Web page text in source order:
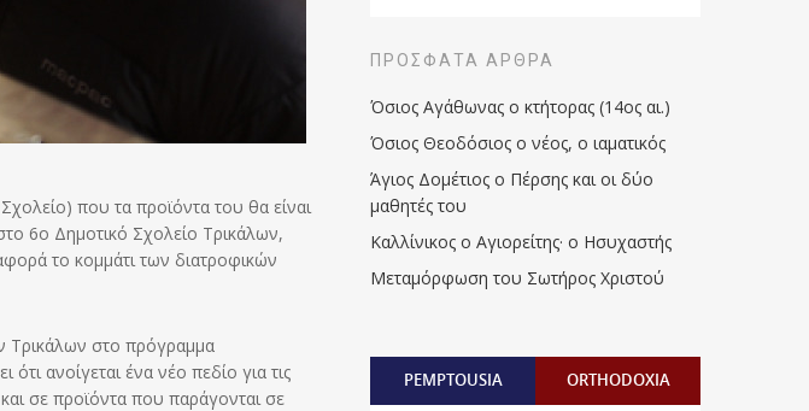
που τα προϊόντα του θα είναι
6ο Δημοτικό Σχολείο Τρικάλων,
το κομμάτι των διατροφικών
Τρικάλων στο πρόγραμμα
ανοίγεται ένα νέο πεδίο για τις
σε προϊόντα που παράγονται σε
ΠΡΌΣΦΑΤΑ ΆΡΘΡΑ
Όσιος Αγάθωνας ο κτήτορας (14ος αι.)
Όσιος Θεοδόσιος ο νέος, ο ιαματικός
Άγιος Δομέτιος ο Πέρσης και οι δύο
μαθητές του
Καλλίνικος ο Αγιορείτης · ο Ησυχαστής
Μεταμόρφωση του Σωτήρος Χριστού
PEMPTOUSIA ORTHODOXIA